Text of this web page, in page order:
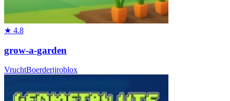
★ 4.8
grow-a-garden
VruchtBoerderijroblox